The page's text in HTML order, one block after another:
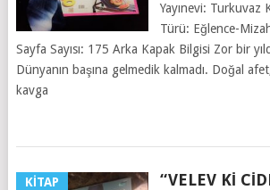
Yayınevi: Turkuvaz
Türü: Eğlence-Mizah
Sayfa Sayısı: 175 Arka Kapak Bilgisi Zor bir
Dünyanın başına gelmedik kalmadı. Doğal
kavga
KITAP
“VELEV KI